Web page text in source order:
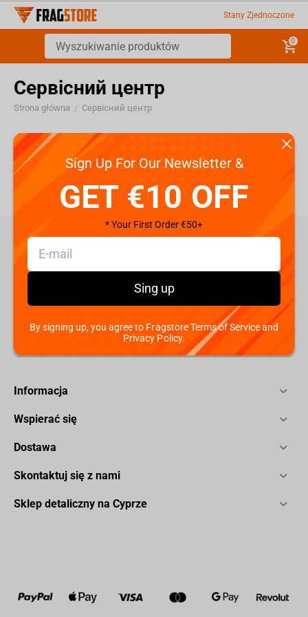
Stany Zjednoczone
0
Сервісний центр
Strona główna / Сервісний центр
Сервісний центр
care@fragstore.com
+357 95952841
Informacja
Wspierać się
Dostawa
Skontaktuj się z nami
Sklep detaliczny na Cyprze
Sign Up For Our Newsletter &
GET €10 OFF
* Your First Order €50+
Sing up
By signing up, you agree to Fragstore Terms of Service and
Privacy Policy.